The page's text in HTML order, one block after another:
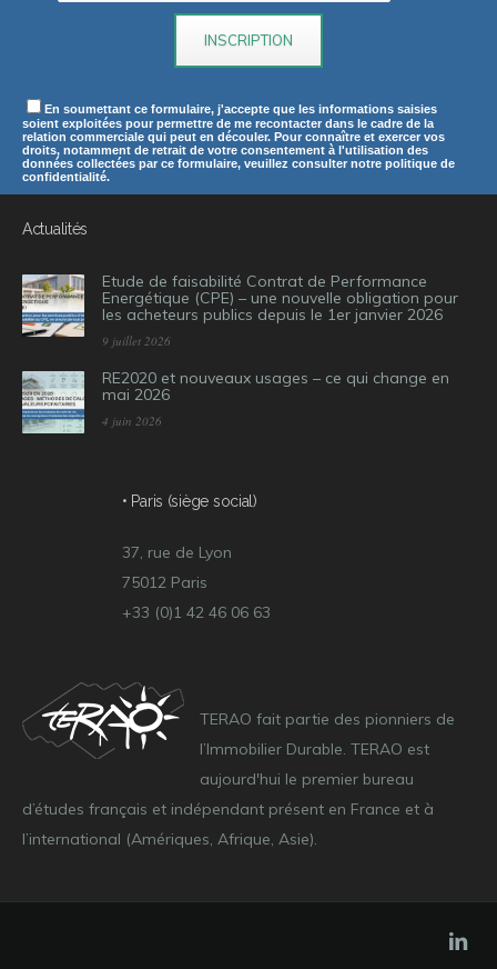
En soumettant ce formulaire, j'accepte que les informations saisies
soient exploitées pour permettre de me recontacter dans le cadre de la
relation commerciale qui peut en découler. Pour connaître et exercer vos
droits, notamment de retrait de votre consentement à l'utilisation des
données collectées par ce formulaire, veuillez consulter notre politique de
confidentialité.
Actualités
Etude de faisabilité Contrat de Performance
Energétique (CPE) – une nouvelle obligation pour
les acheteurs publics depuis le 1er janvier 2026
9 juillet 2026
RE2020 et nouveaux usages – ce qui change en
mai 2026
4 juin 2026
• Paris (siège social)
37, rue de Lyon
75012 Paris
+33 (0)1 42 46 06 63
TERAO fait partie des pionniers de
l’Immobilier Durable. TERAO est
aujourd'hui le premier bureau
d’études français et indépendant présent en France et à
l’international (Amériques, Afrique, Asie).